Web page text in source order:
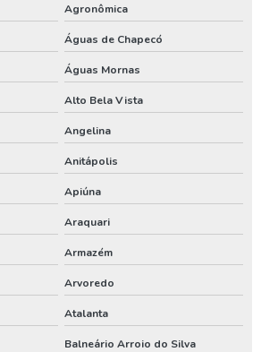
de poço artesiano
profundo
valor
melhor preço
Agronômica
Águas de Chapecó
Águas Mornas
Alto Bela Vista
Angelina
Anitápolis
Apiúna
Araquari
Armazém
Arvoredo
Atalanta
Balneário Arroio do Silva